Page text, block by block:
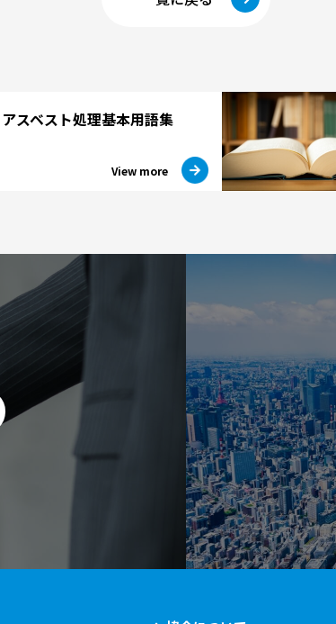
アスベスト処理基本用語集
View more